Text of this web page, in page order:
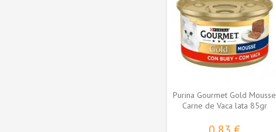
Purina Gourmet Gold Mousse
Carne de Vaca lata 85gr